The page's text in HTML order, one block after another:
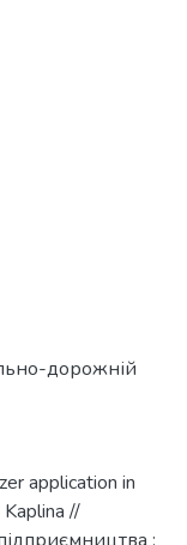
дорожній
application in
//